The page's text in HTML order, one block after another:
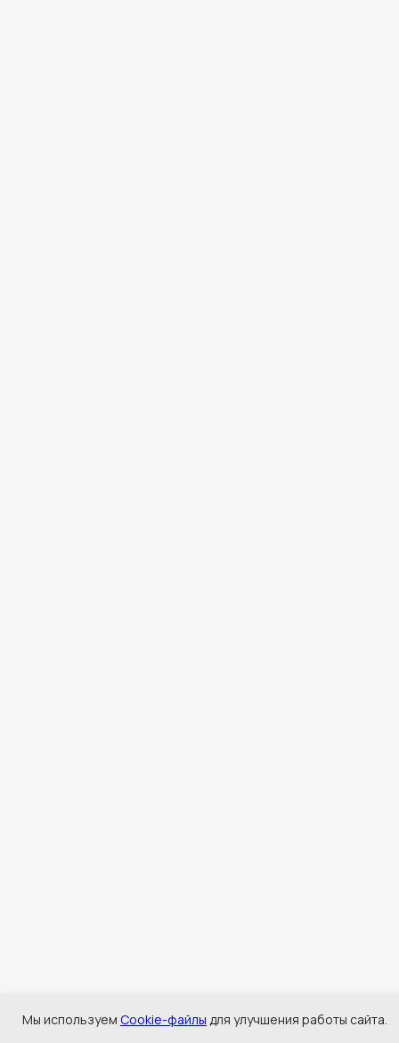
Мы используем Cookie-файлы для улучшения работы сайта.